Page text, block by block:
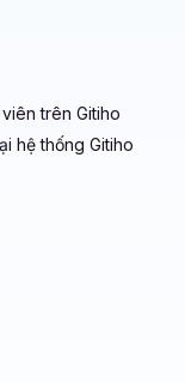
trên Gitiho
hệ thống Gitiho